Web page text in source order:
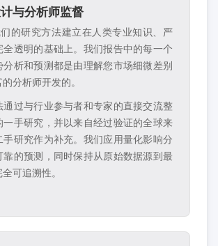
与分析师监督
的研究方法建立在人类专业知识、严
全透明的基础上。我们报告中的每一个
分析和预测都是由理解您市场细微差别
分析师开发的。
通过与行业参与者和专家的直接交流整
一手研究，并以来自经过验证的全球来
手研究作为补充。我们应用量化影响分
靠的预测，同时保持从原始数据源到最
可追溯性。